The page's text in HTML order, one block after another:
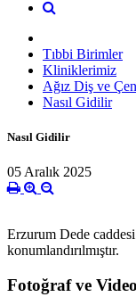
Tıbbi Birimler
Kliniklerimiz
Ağız Diş ve
Nasıl Gidilir
Nasıl Gidilir
05 Aralık 2025
Erzurum Dede
konumlandırılmıştır.
Fotoğraf ve